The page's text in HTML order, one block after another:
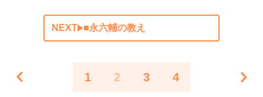
NEXT ■永六輔の教え
1 2 3 4